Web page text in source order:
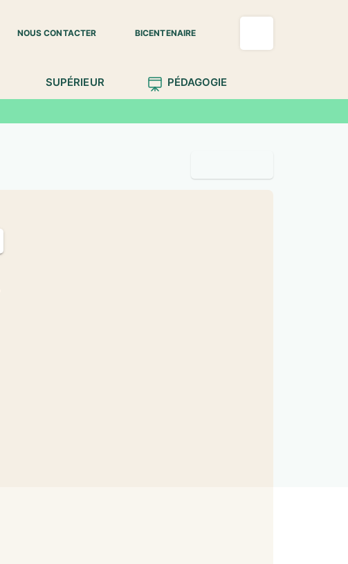
NOUS CONTACTER BICENTENAIRE
SUPÉRIEUR PÉDAGOGIE